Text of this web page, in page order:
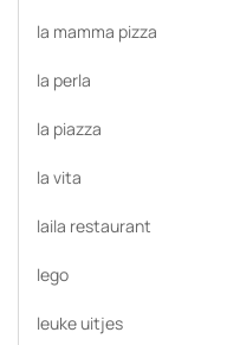
la mamma pizza
la perla
la piazza
la vita
laila restaurant
lego
leuke uitjes